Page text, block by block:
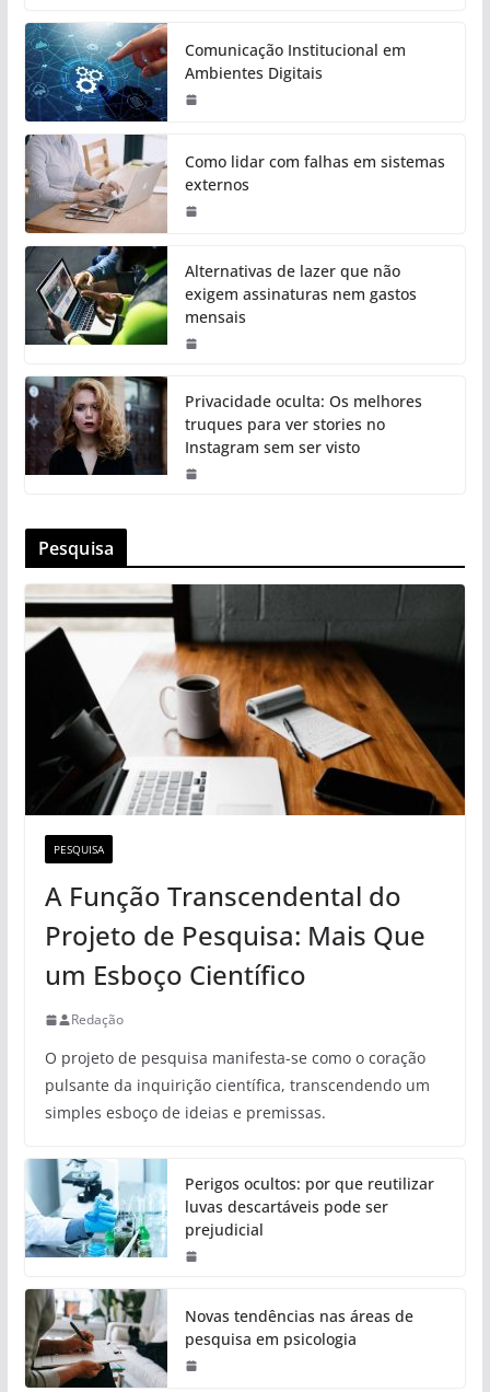
Comunicação Institucional em
Ambientes Digitais
Como lidar com falhas em sistemas
externos
Alternativas de lazer que não
exigem assinaturas nem gastos
mensais
Privacidade oculta: Os melhores
truques para ver stories no
Instagram sem ser visto
Pesquisa
PESQUISA
A Função Transcendental do
Projeto de Pesquisa: Mais Que
um Esboço Científico
Redação
O projeto de pesquisa manifesta-se como o coração
pulsante da inquirição científica, transcendendo um
simples esboço de ideias e premissas.
Perigos ocultos: por que reutilizar
luvas descartáveis pode ser
prejudicial
Novas tendências nas áreas de
pesquisa em psicologia